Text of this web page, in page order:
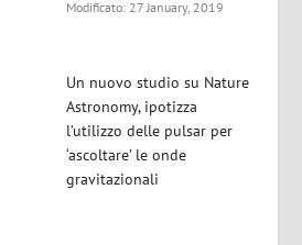
Modificato: 27 January, 2019
Un nuovo studio su Nature
Astronomy, ipotizza
l’utilizzo delle pulsar per
‘ascoltare’ le onde
gravitazionali